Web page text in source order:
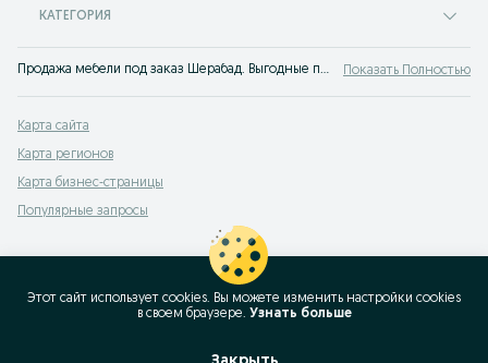
КАТЕГОРИЯ
Продажа мебели под заказ Шерабад. Выгодные предложения изготовить мебели на заказ. Лучшая мебель по индивидуальному заказу и выгодной цене только на OLX (ранее Torg)! Показать Полностью
Карта сайта
Карта регионов
Карта бизнес-страницы
Популярные запросы
Этот сайт использует cookies. Вы можете изменить настройки cookies
в своeм браузере. Узнать больше